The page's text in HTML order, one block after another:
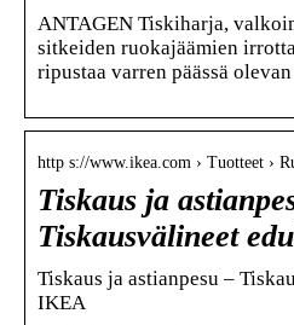
ANTAGEN Tiskiharja,
sitkeiden ruokajäämien
ripustaa varren päässä
http s://www.ikea.com › Tuotteet ›
Tiskaus ja
Tiskausvälineet
Tiskaus ja astianpesu –
IKEA